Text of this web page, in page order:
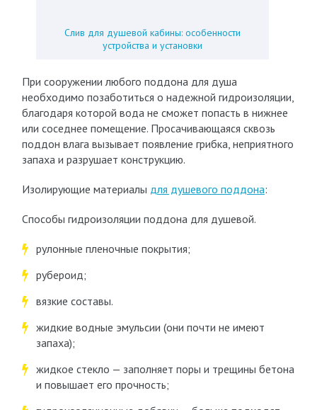
Слив для душевой кабины: особенности
устройства и установки
При сооружении любого поддона для душа
необходимо позаботиться о надежной гидроизоляции,
благодаря которой вода не сможет попасть в нижнее
или соседнее помещение. Просачивающаяся сквозь
поддон влага вызывает появление грибка, неприятного
запаха и разрушает конструкцию.
Изолирующие материалы для душевого поддона:
Способы гидроизоляции поддона для душевой.
рулонные пленочные покрытия;
рубероид;
вязкие составы.
жидкие водные эмульсии (они почти не имеют
запаха);
жидкое стекло — заполняет поры и трещины бетона
и повышает его прочность;